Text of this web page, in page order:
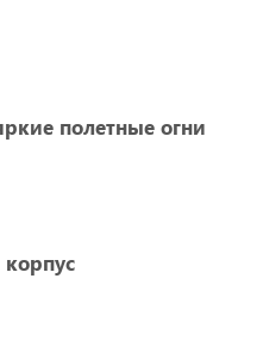
полетные огни